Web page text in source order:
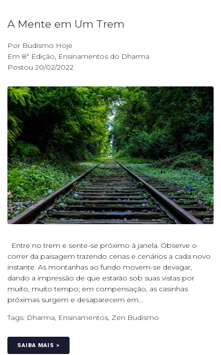
A Mente em Um Trem
Por Budismo Hoje
Em 8ª Edição, Ensinamentos do Dharma
Postou 20/02/2022
Entre no trem e sente-se próximo à janela. Observe o
correr da paisagem trazendo cenas e cenários a cada novo
instante. As montanhas ao fundo movem-se devagar,
dando a impressão de que estarão sob suas vistas por
muito, muito tempo; em compensação, as casinhas
próximas surgem e desaparecem em...
Tags: Dharma, Ensinamentos, Zen Budismo
SAIBA MAIS >